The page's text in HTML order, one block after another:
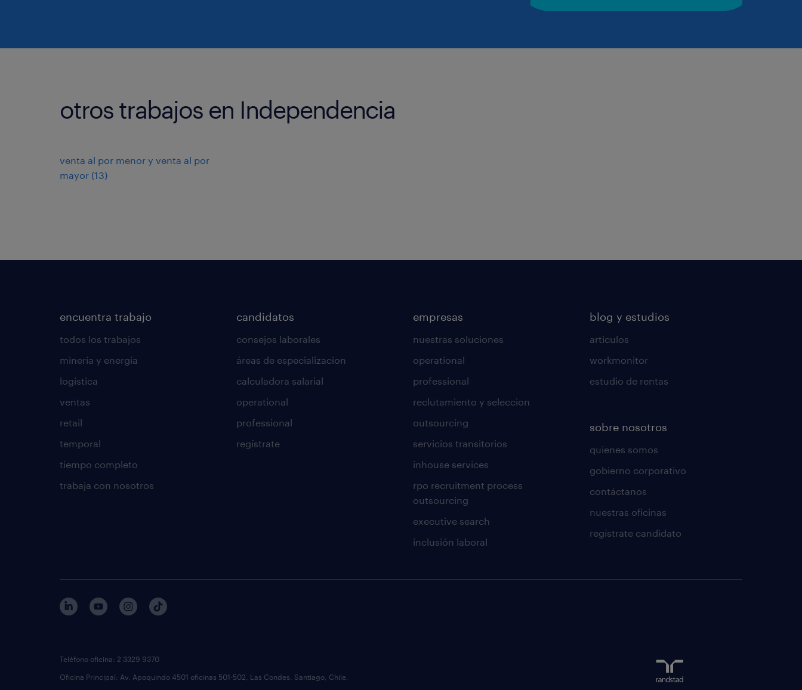
otros trabajos en Independencia
venta al por menor y venta al por
mayor (13)
encuentra trabajo
todos los trabajos
minería y energía
logística
ventas
retail
temporal
tiempo completo
trabaja con nosotros
candidatos
consejos laborales
áreas de especializacion
calculadora salarial
operational
professional
regístrate
empresas
nuestras soluciones
operational
professional
reclutamiento y seleccion
outsourcing
servicios transitorios
inhouse services
rpo recruitment process
outsourcing
executive search
inclusión laboral
blog y estudios
articulos
workmonitor
estudio de rentas
sobre nosotros
quienes somos
gobierno corporativo
contáctanos
nuestras oficinas
regístrate candidato
Teléfono oficina: 2 3329 9370
Oficina Principal: Av. Apoquindo 4501 oficinas 501-502, Las Condes, Santiago, Chile.